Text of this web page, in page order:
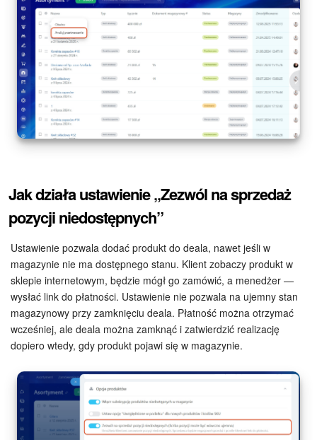
Jak działa ustawienie „Zezwól na sprzedaż
pozycji niedostępnych”
Ustawienie pozwala dodać produkt do deala, nawet jeśli w
magazynie nie ma dostępnego stanu. Klient zobaczy produkt w
sklepie internetowym, będzie mógł go zamówić, a menedżer —
wysłać link do płatności. Ustawienie nie pozwala na ujemny stan
magazynowy przy zamknięciu deala. Płatność można otrzymać
wcześniej, ale deala można zamknąć i zatwierdzić realizację
dopiero wtedy, gdy produkt pojawi się w magazynie.